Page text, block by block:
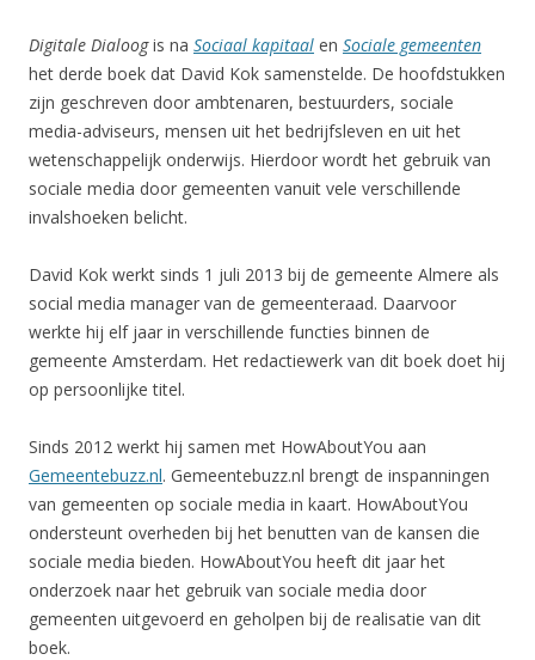
Digitale Dialoogis na Sociaal kapitaal en Sociale gemeenten
het derde boek dat David Kok samenstelde. De hoofdstukken
zijn geschreven door ambtenaren, bestuurders, sociale
media-adviseurs, mensen uit het bedrijfsleven en uit het
wetenschappelijk onderwijs. Hierdoor wordt het gebruik van
sociale media door gemeenten vanuit vele verschillende
invalshoeken belicht.
David Kok werkt sinds 1 juli 2013 bij de gemeente Almere als
social media manager van de gemeenteraad. Daarvoor
werkte hij elf jaar in verschillende functies binnen de
gemeente Amsterdam. Het redactiewerk van dit boek doet hij
op persoonlijke titel.
Sinds 2012 werkt hij samen met HowAboutYou aan
Gemeentebuzz.nl. Gemeentebuzz.nl brengt de inspanningen
van gemeenten op sociale media in kaart. HowAboutYou
ondersteunt overheden bij het benutten van de kansen die
sociale media bieden. HowAboutYou heeft dit jaar het
onderzoek naar het gebruik van sociale media door
gemeenten uitgevoerd en geholpen bij de realisatie van dit
boek.